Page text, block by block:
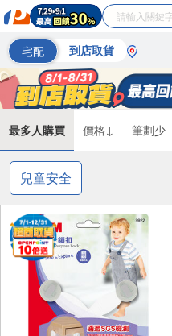
宅配 到店取貨
最多人購買 價格↓ 筆劃少
兒童安全